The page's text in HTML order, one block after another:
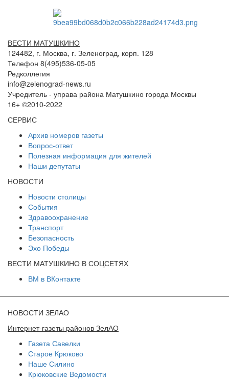
ВЕСТИ МАТУШКИНО
124482, г. Москва, г. Зеленоград, корп. 128
Телефон 8(495)536-05-05
Редколлегия
info@zelenograd-news.ru
Учредитель - управа района Матушкино города Москвы
16+ ©2010-2022
СЕРВИС
Архив номеров газеты
Вопрос-ответ
Полезная информация для жителей
Наши депутаты
НОВОСТИ
Новости столицы
События
Здравоохранение
Транспорт
Безопасность
Эхо Победы
ВЕСТИ МАТУШКИНО В СОЦСЕТЯХ
ВМ в ВКонтакте
НОВОСТИ ЗЕЛАО
Интернет-газеты районов ЗелАО
Газета Савелки
Старое Крюково
Наше Силино
Крюковские Ведомости